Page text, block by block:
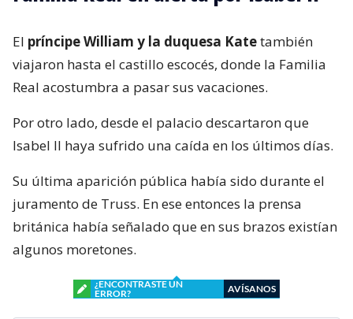
El príncipe William y la duquesa Katetambién
viajaron hasta el castillo escocés, donde la Familia
Real acostumbra a pasar sus vacaciones.
Por otro lado, desde el palacio descartaron que
Isabel II haya sufrido una caída en los últimos días.
Su última aparición pública había sido durante el
juramento de Truss. En ese entonces la prensa
británica había señalado que en sus brazos existían
algunos moretones.
¿ENCONTRASTE UN
ERROR?
AVÍSANOS